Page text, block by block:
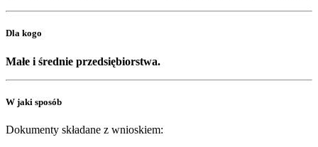
Dla kogo
Małe i średnie przedsiębiorstwa.
W jaki sposób
Dokumenty składane z wnioskiem: